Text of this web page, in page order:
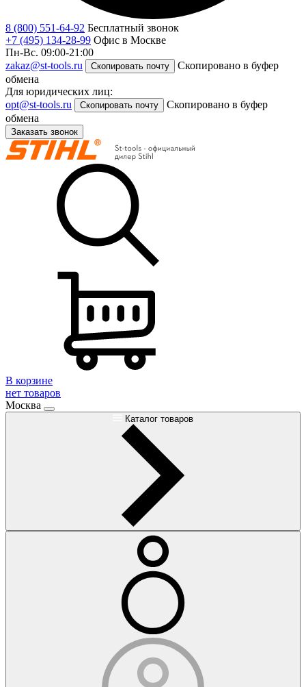
8 (800) 551-64-92 Бесплатный звонок
+7 (495) 134-28-99 Офис в Москве
Пн-Вс. 09:00-21:00
zakaz@st-tools.ru
Скопировать почту
Скопировано в буфер
обмена
Для юридических лиц:
opt@st-tools.ru
Скопировать почту
Скопировано в буфер
обмена
Заказать звонок
В корзине
нет товаров
Москва
Каталог товаров